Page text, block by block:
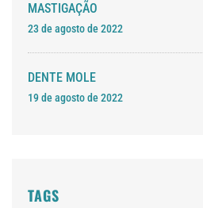
MASTIGAÇÃO
23 de agosto de 2022
DENTE MOLE
19 de agosto de 2022
TAGS